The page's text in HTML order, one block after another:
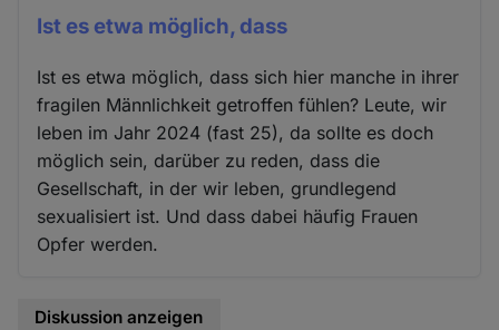
Ist es etwa möglich, dass
Ist es etwa möglich, dass sich hier manche in ihrer
fragilen Männlichkeit getroffen fühlen? Leute, wir
leben im Jahr 2024 (fast 25), da sollte es doch
möglich sein, darüber zu reden, dass die
Gesellschaft, in der wir leben, grundlegend
sexualisiert ist. Und dass dabei häufig Frauen
Opfer werden.
Diskussion anzeigen